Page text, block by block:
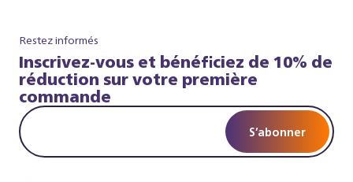
Restez informés
Inscrivez-vous et bénéficiez de 10% de
réduction sur votre première
commande
S’abonner